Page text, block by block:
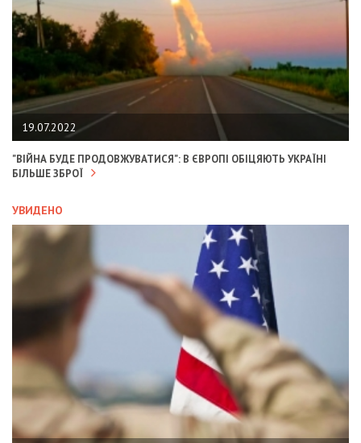
19.07.2022
"ВІЙНА БУДЕ ПРОДОВЖУВАТИСЯ": В ЄВРОПІ ОБІЦЯЮТЬ УКРАЇНІ
БІЛЬШЕ ЗБРОЇ
УВИДЕНО